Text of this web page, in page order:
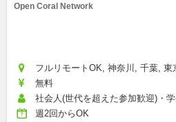
Open Coral Network
フルリモートOK, 神奈川, 千葉, 東
無料
社会人(世代を超えた参加歓迎)・
週2回からOK